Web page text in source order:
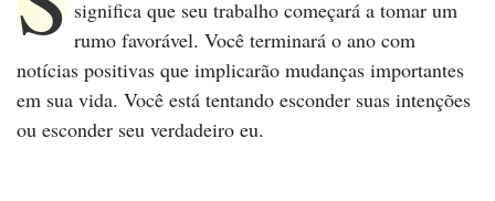
significa que seu trabalho começará a tomar um
rumo favorável. Você terminará o ano com
notícias positivas que implicarão mudanças importantes
em sua vida. Você está tentando esconder suas intenções
ou esconder seu verdadeiro eu.